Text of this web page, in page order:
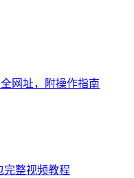
网址，附操作指南
完整视频教程